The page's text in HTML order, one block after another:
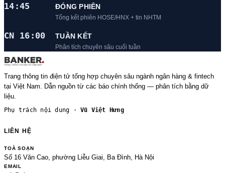
14:45 ĐÓNG PHIÊN
Tổng kết phiên HOSE/HNX + tin NHTM
CN 16:00 TUẦN KẾT
Phân tích chuyên sâu cuối tuần
Trang thông tin điện tử tổng hợp chuyên sâu ngành ngân hàng & fintech
tại Việt Nam. Dẫn nguồn từ các báo chính thống — phân tích bằng dữ
liệu.
Phụ trách nội dung ·Vũ Việt Hưng
LIÊN HỆ
TOÀ SOẠN
Số 16 Văn Cao, phường Liễu Giai, Ba Đình, Hà Nội
EMAIL